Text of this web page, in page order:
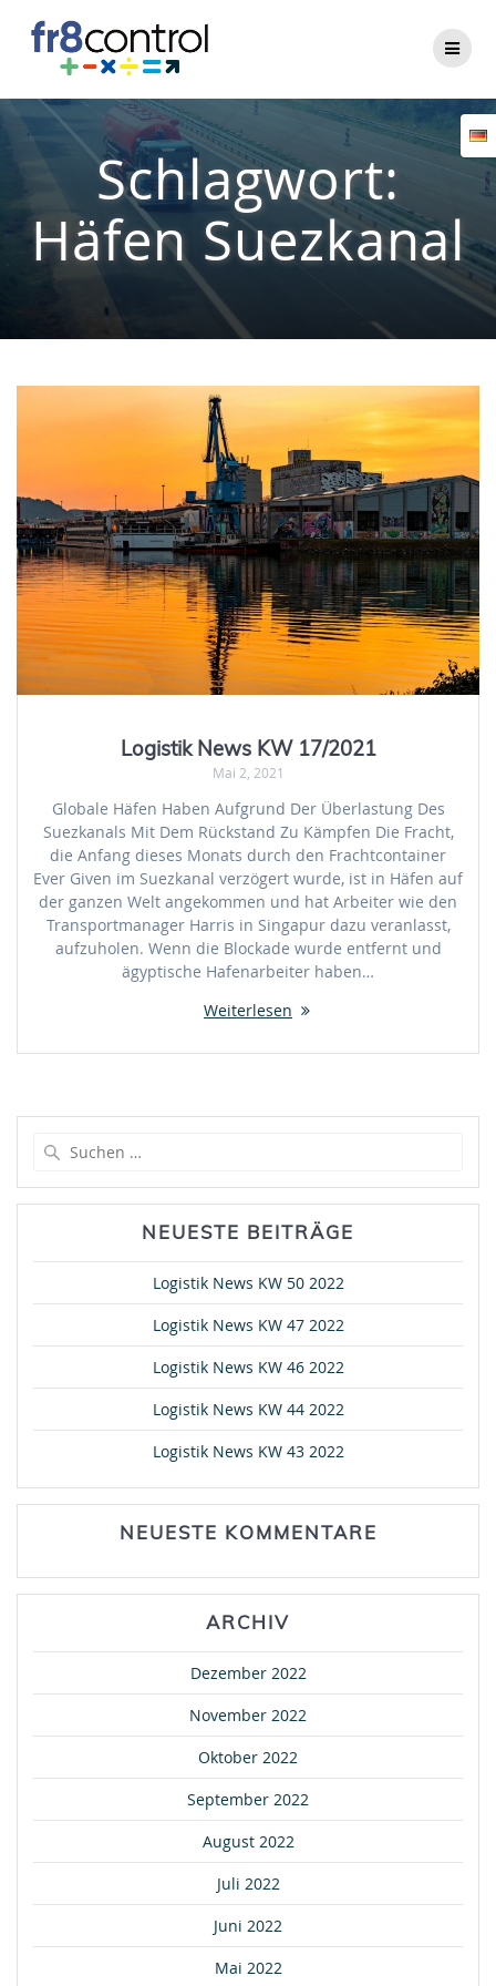
Schlagwort:
Häfen Suezkanal
Logistik News KW 17/2021
Mai 2, 2021
Globale Häfen Haben Aufgrund Der Überlastung Des
Suezkanals Mit Dem Rückstand Zu Kämpfen Die Fracht,
die Anfang dieses Monats durch den Frachtcontainer
Ever Given im Suezkanal verzögert wurde, ist in Häfen auf
der ganzen Welt angekommen und hat Arbeiter wie den
Transportmanager Harris in Singapur dazu veranlasst,
aufzuholen. Wenn die Blockade wurde entfernt und
ägyptische Hafenarbeiter haben…
Weiterlesen
NEUESTE BEITRÄGE
Logistik News KW 50 2022
Logistik News KW 47 2022
Logistik News KW 46 2022
Logistik News KW 44 2022
Logistik News KW 43 2022
NEUESTE KOMMENTARE
ARCHIV
Dezember 2022
November 2022
Oktober 2022
September 2022
August 2022
Juli 2022
Juni 2022
Mai 2022